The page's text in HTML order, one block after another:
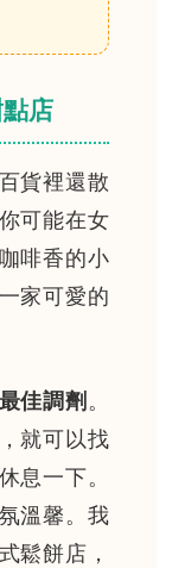
店
貨裡還散
可能在女
啡香的小
家可愛的
佳調劑 。
就可以找
息一下。
溫馨。我
鬆餅店，